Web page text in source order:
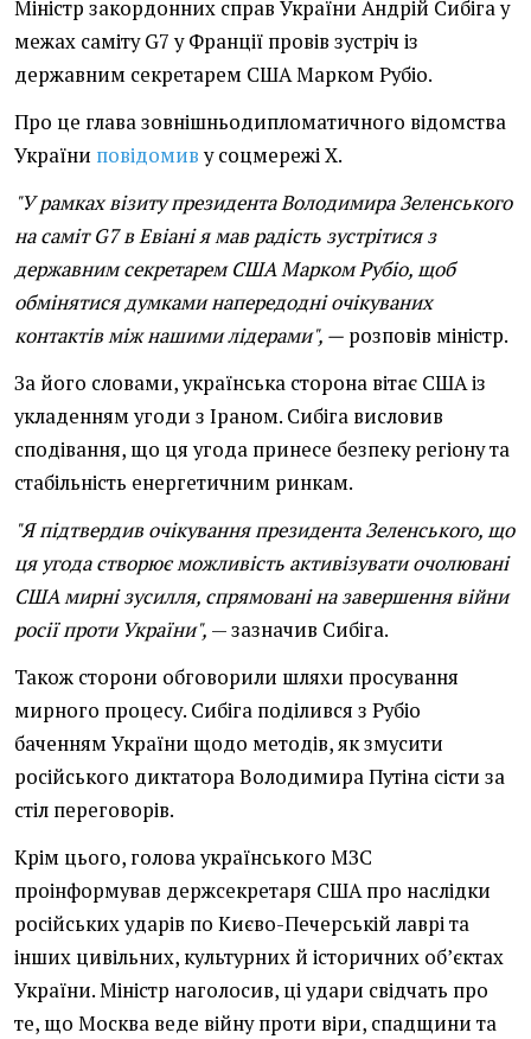
Міністр закордонних справ України Андрій Сибіга у
межах саміту G7 у Франції провів зустріч із
державним секретарем США Марком Рубіо.
Про це глава зовнішньодипломатичного відомства
України повідомиву соцмережі Х.
"У рамках візиту президента Володимира Зеленського
на саміт G7 в Евіані я мав радість зустрітися з
державним секретарем США Марком Рубіо, щоб
обмінятися думками напередодні очікуваних
контактів між нашими лідерами", — розповів міністр.
За його словами, українська сторона вітає США із
укладенням угоди з Іраном. Сибіга висловив
сподівання, що ця угода принесе безпеку регіону та
стабільність енергетичним ринкам.
"Я підтвердив очікування президента Зеленського, що
ця угода створює можливість активізувати очолювані
США мирні зусилля, спрямовані на завершення війни
росії проти України", — зазначив Сибіга.
Також сторони обговорили шляхи просування
мирного процесу. Сибіга поділився з Рубіо
баченням України щодо методів, як змусити
російського диктатора Володимира Путіна сісти за
стіл переговорів.
Крім цього, голова українського МЗС
проінформував держсекретаря США про наслідки
російських ударів по Києво-Печерській лаврі та
інших цивільних, культурних й історичних об’єктах
України. Міністр наголосив, ці удари свідчать про
те, що Москва веде війну проти віри, спадщини та